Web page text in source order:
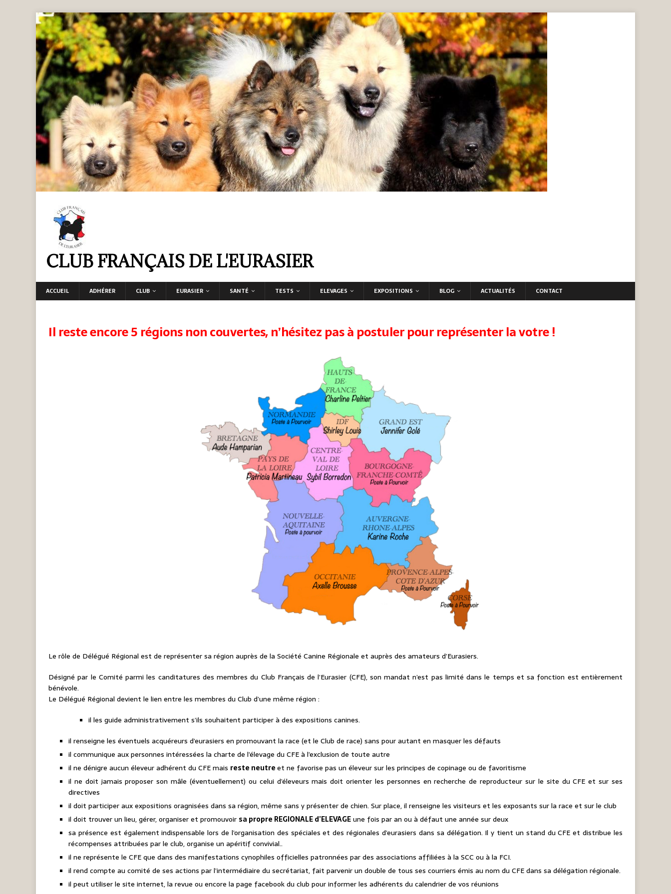
CLUB FRANÇAIS DE L'EURASIER
ACCUEIL ADHÉRER CLUB EURASIER SANTÉ TESTS ELEVAGES EXPOSITIONS BLOG ACTUALITÉS CONTACT
Il reste encore 5 régions non couvertes, n’hésitez pas à postuler pour représenter la votre !
Le rôle de Délégué Régional est de représenter sa région auprès de la Société Canine Régionale et auprès des amateurs d’Eurasiers.
Désigné par le Comité parmi les canditatures des membres du Club Français de l’Eurasier (CFE), son mandat n’est pas limité dans le temps et sa fonction est entièrement
bénévole.
Le Délégué Régional devient le lien entre les membres du Club d’une même région :
il les guide administrativement s’ils souhaitent participer à des expositions canines.
il renseigne les éventuels acquéreurs d’eurasiers en promouvant la race (et le Club de race) sans pour autant en masquer les défauts
il communique aux personnes intéressées la charte de l’élevage du CFE à l’exclusion de toute autre
il ne dénigre aucun éleveur adhérent du CFE mais reste neutreet ne favorise pas un éleveur sur les principes de copinage ou de favoritisme
il ne doit jamais proposer son mâle (éventuellement) ou celui d’éleveurs mais doit orienter les personnes en recherche de reproducteur sur le site du CFE et sur ses
directives
il doit participer aux expositions oragnisées dans sa région, même sans y présenter de chien. Sur place, il renseigne les visiteurs et les exposants sur la race et sur le club
il doit trouver un lieu, gérer, organiser et promouvoir sa propre REGIONALE d’ELEVAGEune fois par an ou à défaut une année sur deux
sa présence est également indispensable lors de l’organisation des spéciales et des régionales d’eurasiers dans sa délégation. Il y tient un stand du CFE et distribue les
récompenses attribuées par le club, organise un apéritif convivial..
il ne représente le CFE que dans des manifestations cynophiles officielles patronnées par des associations affiliées à la SCC ou à la FCI.
il rend compte au comité de ses actions par l’intermédiaire du secrétariat, fait parvenir un double de tous ses courriers émis au nom du CFE dans sa délégation régionale.
il peut utiliser le site internet, la revue ou encore la page facebook du club pour informer les adhérents du calendrier de vos réunions